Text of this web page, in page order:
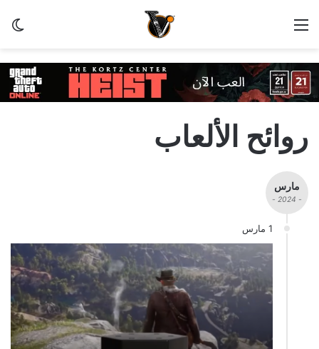
القائمة
روائح الألعاب
مارس
- 2024 -
1 مارس